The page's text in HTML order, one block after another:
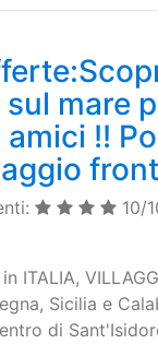
mare
!!
10/
ITALIA,
Sicilia e
di